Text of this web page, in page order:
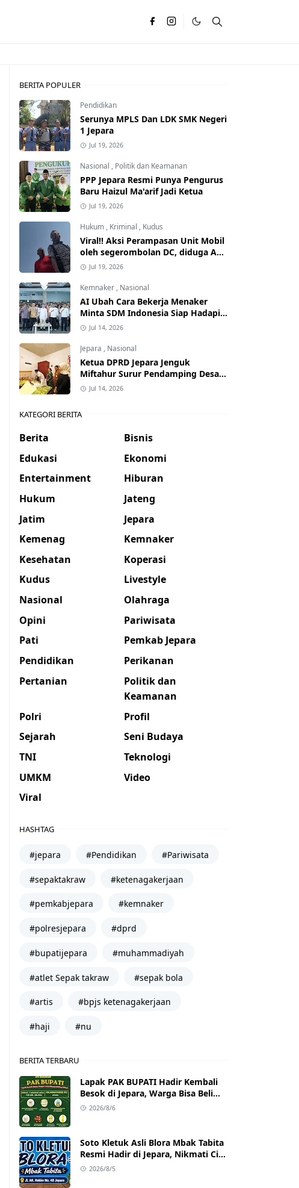
BERITA POPULER
Pendidikan
Serunya MPLS Dan LDK SMK Negeri
1 Jepara
Jul 19, 2026
Nasional , Politik dan Keamanan
PPP Jepara Resmi Punya Pengurus
Baru Haizul Ma'arif Jadi Ketua
Jul 19, 2026
Hukum , Kriminal , Kudus
Viral!! Aksi Perampasan Unit Mobil
oleh segerombolan DC, diduga Ada
Dalangnya
Jul 19, 2026
Kemnaker , Nasional
AI Ubah Cara Bekerja Menaker
Minta SDM Indonesia Siap Hadapi
Dunia Kerja Baru
Jul 14, 2026
Jepara , Nasional
Ketua DPRD Jepara Jenguk
Miftahur Surur Pendamping Desa
yang Sakit
Jul 14, 2026
KATEGORI BERITA
Berita
Bisnis
Edukasi
Ekonomi
Entertainment
Hiburan
Hukum
Jateng
Jatim
Jepara
Kemenag
Kemnaker
Kesehatan
Koperasi
Kudus
Livestyle
Nasional
Olahraga
Opini
Pariwisata
Pati
Pemkab Jepara
Pendidikan
Perikanan
Pertanian
Politik dan
Keamanan
Polri
Profil
Sejarah
Seni Budaya
TNI
Teknologi
UMKM
Video
Viral
HASHTAG
#jepara #Pendidikan #Pariwisata
#sepaktakraw #ketenagakerjaan
#pemkabjepara #kemnaker
#polresjepara #dprd
#bupatijepara #muhammadiyah
#atlet Sepak takraw #sepak bola
#artis #bpjs ketenagakerjaan
#haji #nu
BERITA TERBARU
Lapak PAK BUPATI Hadir Kembali
Besok di Jepara, Warga Bisa Beli
Beras hingga Minyak Goreng
2026/8/6
Soto Kletuk Asli Blora Mbak Tabita
Resmi Hadir di Jepara, Nikmati Cita
Rasa Autentik Mulai Rp10 Ribu
2026/8/5